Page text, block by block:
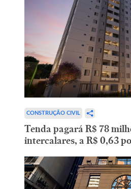
CONSTRUÇÃO CIVIL
Tenda pagará R$ 78
intercalares, a R$ 0,63